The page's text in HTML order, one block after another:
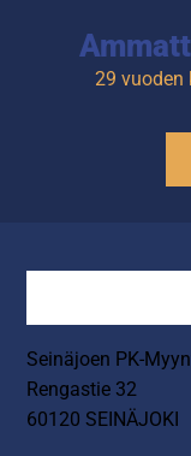
29 vuoden
Seinäjoen PK-
Rengastie 32
60120 SEINÄJOKI